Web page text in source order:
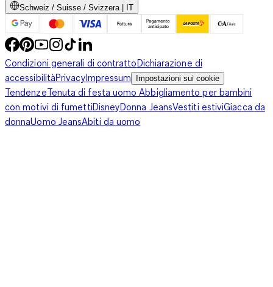
Schweiz / Suisse / Svizzera | IT
Condizioni generali di contrattoDichiarazione di
accessibilitàPrivacyImpressum Impostazioni sui cookie
TendenzeTenuta di festa uomoAbbigliamento per bambini
con motivi di fumettiDisneyDonna JeansVestiti estiviGiacca da
donnaUomo JeansAbiti da uomo